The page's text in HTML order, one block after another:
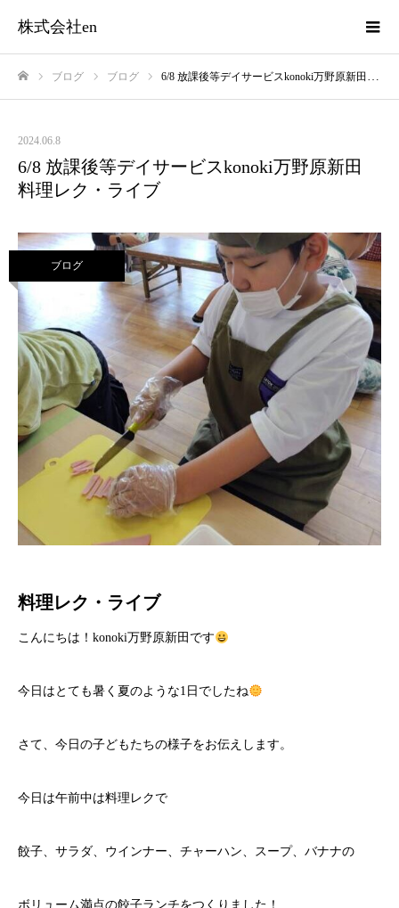
株式会社en
ブログ ブログ 6/8 放課後等デイサービスkonoki万野原新田 料理レク・ライブ
2024.06.8
6/8 放課後等デイサービスkonoki万野原新田
料理レク・ライブ
ブログ
料理レク・ライブ
こんにちは！konoki万野原新田です
今日はとても暑く夏のような1日でしたね
さて、今日の子どもたちの様子をお伝えします。
今日は午前中は料理レクで
餃子、サラダ、ウインナー、チャーハン、スープ、バナナの
ボリューム満点の餃子ランチをつくりました！